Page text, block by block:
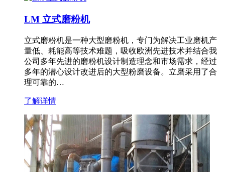
LM 立式磨粉机
立式磨粉机是一种大型磨粉机，专门为解决工业磨机产
量低、耗能高等技术难题，吸收欧洲先进技术并结合我
公司多年先进的磨粉机设计制造理念和市场需求，经过
多年的潜心设计改进后的大型粉磨设备。立磨采用了合
理可靠的…
了解详情